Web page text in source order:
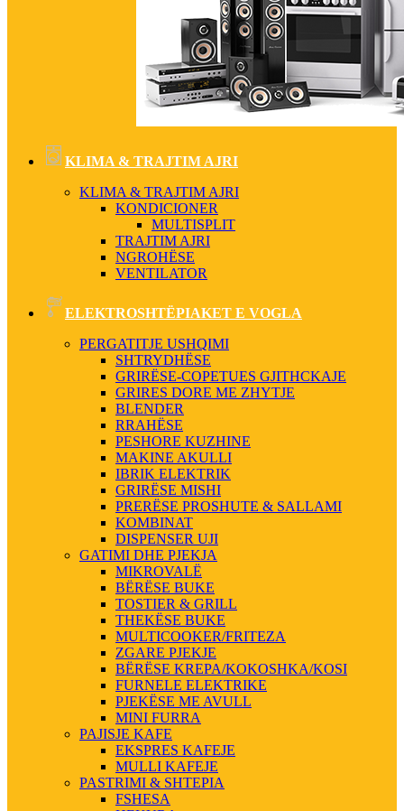
KLIMA & TRAJTIM AJRI
KLIMA & TRAJTIM AJRI
KONDICIONER
MULTISPLIT
TRAJTIM AJRI
NGROHËSE
VENTILATOR
ELEKTROSHTËPIAKET E VOGLA
PERGATITJE USHQIMI
SHTRYDHËSE
GRIRËSE-COPETUES GJITHCKAJE
GRIRES DORE ME ZHYTJE
BLENDER
RRAHËSE
PESHORE KUZHINE
MAKINE AKULLI
IBRIK ELEKTRIK
GRIRËSE MISHI
PRERËSE PROSHUTE & SALLAMI
KOMBINAT
DISPENSER UJI
GATIMI DHE PJEKJA
MIKROVALË
BËRËSE BUKE
TOSTIER & GRILL
THEKËSE BUKE
MULTICOOKER/FRITEZA
ZGARE PJEKJE
BËRËSE KREPA/KOKOSHKA/KOSI
FURNELE ELEKTRIKE
PJEKËSE ME AVULL
MINI FURRA
PAJISJE KAFE
EKSPRES KAFEJE
MULLI KAFEJE
PASTRIMI & SHTEPIA
FSHESA